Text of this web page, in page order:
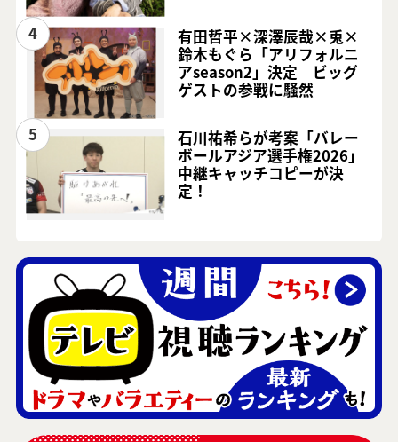
4
有田哲平×深澤辰哉×兎×
鈴木もぐら「アリフォルニ
アseason2」決定 ビッグ
ゲストの参戦に騒然
5
石川祐希らが考案「バレー
ボールアジア選手権2026」
中継キャッチコピーが決
定！